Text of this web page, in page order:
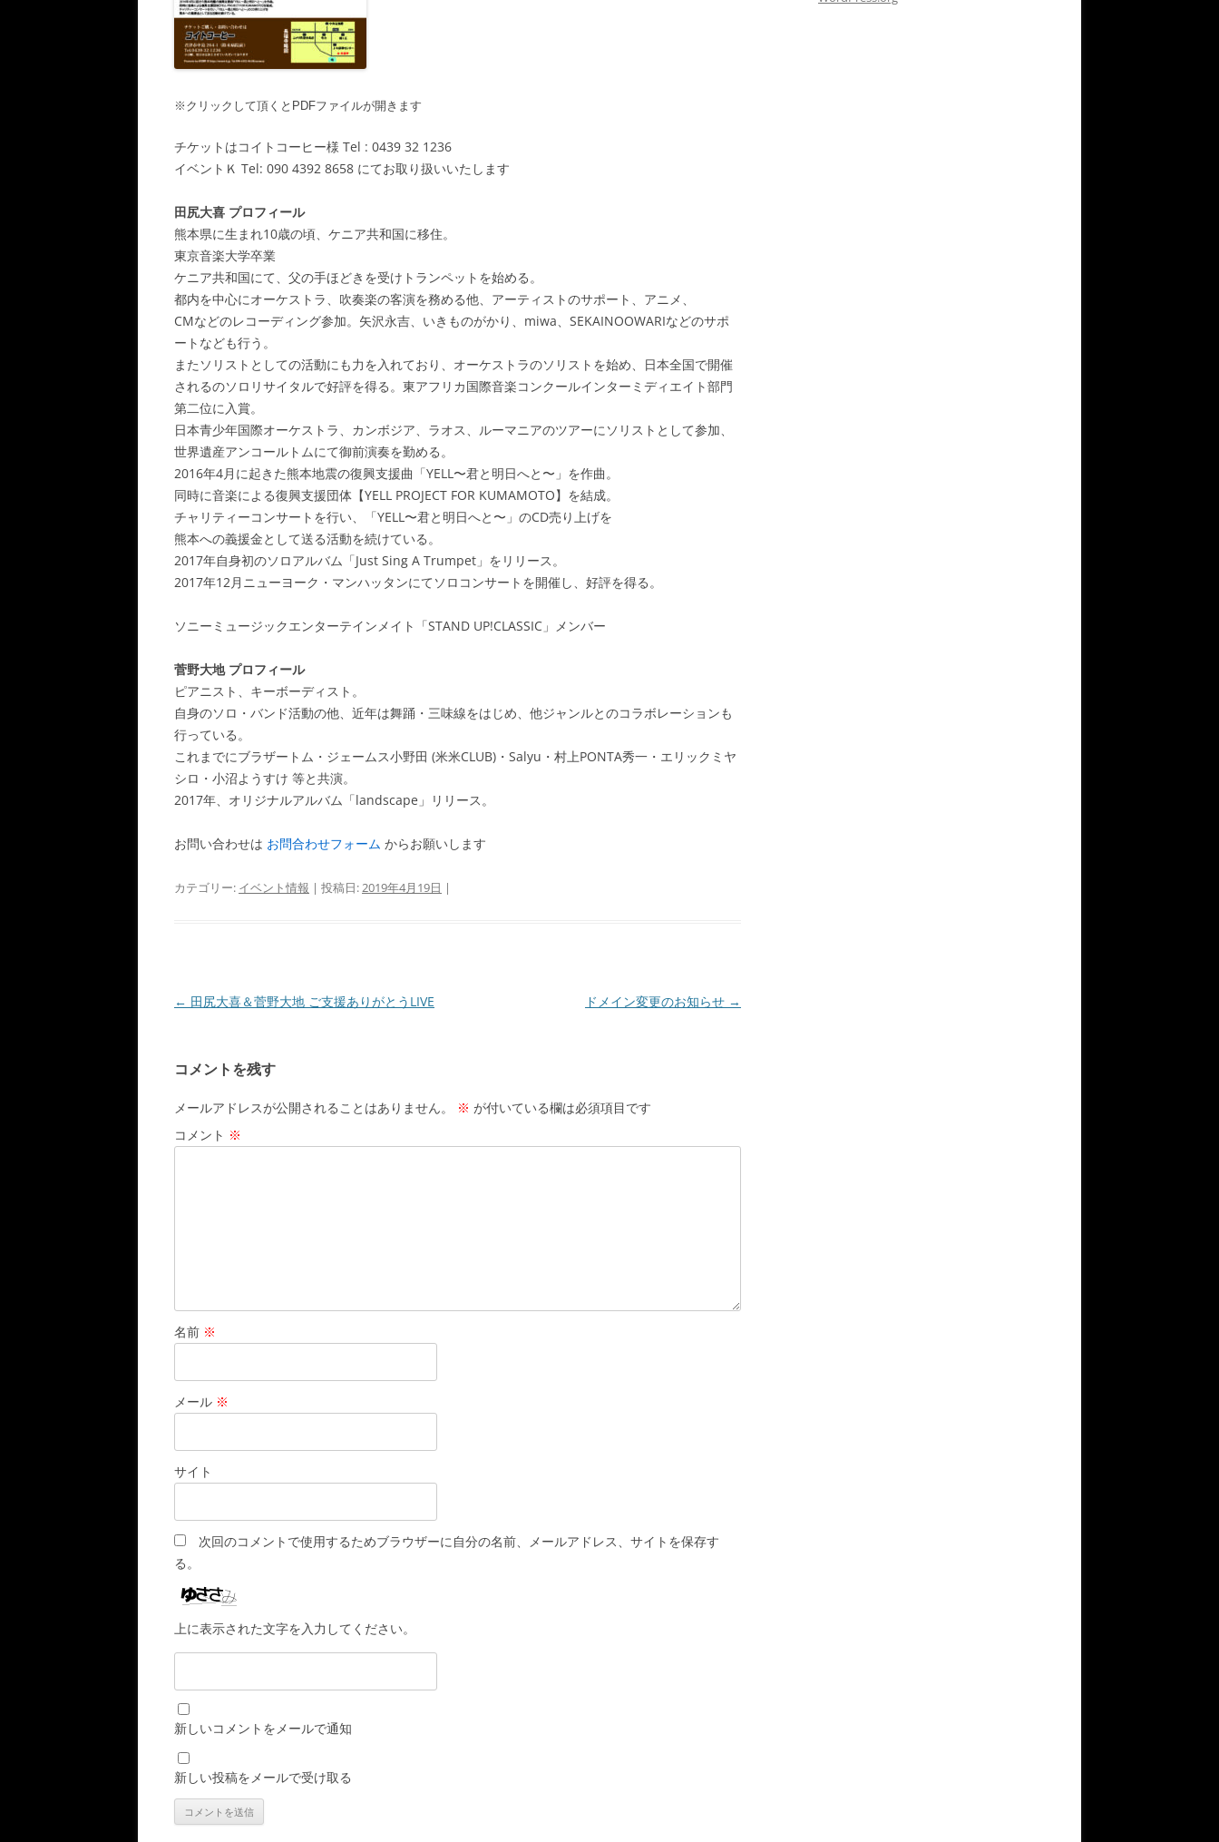
※クリックして頂くとPDFファイルが開きます
チケットはコイトコーヒー様 Tel : 0439 32 1236
イベントＫ Tel: 090 4392 8658 にてお取り扱いいたします
田尻大喜 プロフィール
熊本県に生まれ10歳の頃、ケニア共和国に移住。
東京音楽大学卒業
ケニア共和国にて、父の手ほどきを受けトランペットを始める。
都内を中心にオーケストラ、吹奏楽の客演を務める他、アーティストのサポート、アニメ、
CMなどのレコーディング参加。矢沢永吉、いきものがかり、miwa、SEKAINOOWARIなどのサポ
ートなども行う。
またソリストとしての活動にも力を入れており、オーケストラのソリストを始め、日本全国で開催
されるのソロリサイタルで好評を得る。東アフリカ国際音楽コンクールインターミディエイト部門
第二位に入賞。
日本青少年国際オーケストラ、カンボジア、ラオス、ルーマニアのツアーにソリストとして参加、
世界遺産アンコールトムにて御前演奏を勤める。
2016年4月に起きた熊本地震の復興支援曲「YELL〜君と明日へと〜」を作曲。
同時に音楽による復興支援団体【YELL PROJECT FOR KUMAMOTO】を結成。
チャリティーコンサートを行い、「YELL〜君と明日へと〜」のCD売り上げを
熊本への義援金として送る活動を続けている。
2017年自身初のソロアルバム「Just Sing A Trumpet」をリリース。
2017年12月ニューヨーク・マンハッタンにてソロコンサートを開催し、好評を得る。
ソニーミュージックエンターテインメイト「STAND UP!CLASSIC」メンバー
菅野大地 プロフィール
ピアニスト、キーボーディスト。
自身のソロ・バンド活動の他、近年は舞踊・三味線をはじめ、他ジャンルとのコラボレーションも
行っている。
これまでにブラザートム・ジェームス小野田 (米米CLUB)・Salyu・村上PONTA秀一・エリックミヤ
シロ・小沼ようすけ 等と共演。
2017年、オリジナルアルバム「landscape」リリース。
お問い合わせは お問合わせフォーム からお願いします
カテゴリー: イベント情報 | 投稿日:2019年4月19日 |
投
ビ
ゲ
ー
シ
← 田尻大喜＆菅野大地 ご支援ありがとうLIVE ドメイン変更のお知らせ →
コメントを残す
メールアドレスが公開されることはありません。 ※ が付いている欄は必須項目です
コメント ※
名前 ※
メール ※
サイト
次回のコメントで使用するためブラウザーに自分の名前、メールアドレス、サイトを保存す
る。
上に表示された文字を入力してください。
新しいコメントをメールで通知
新しい投稿をメールで受け取る